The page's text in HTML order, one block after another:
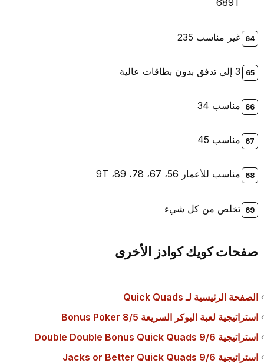
689T
غير مناسب 235
3 إلى تدفق بدون بطاقات عالية
مناسب 34
مناسب 45
مناسب للأعمار 56، 67، 78، 89، 9T
تخلص من كل شيء
صفحات كويك كوادز الأخرى
الصفحة الرئيسية لـ Quick Quads
استراتيجية لعبة البوكر السريعة 8/5 Bonus Poker
استراتيجية 9/6 Double Double Bonus Quick Quads
استراتيجية 9/6 Jacks or Better Quick Quads